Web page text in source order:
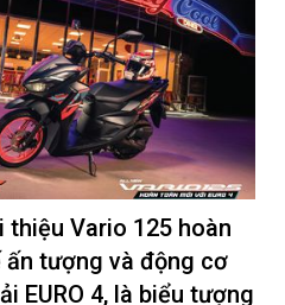
Vario 125 hoàn
tượng và động cơ
EURO 4, là biểu tượng